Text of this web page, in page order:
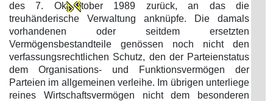
des 7. Ok
tober 1989 zurück, an das die
treuhänderische Verwaltung anknüpfe. Die damals
vorhandenen oder seitdem ersetzten
Vermögensbestandteile genössen noch nicht den
verfassungsrechtlichen Schutz, den der Parteienstatus
dem Organisations- und Funktionsvermögen der
Parteien im allgemeinen verleihe. Im übrigen unterliege
reines Wirtschaftsvermögen nicht dem besonderen